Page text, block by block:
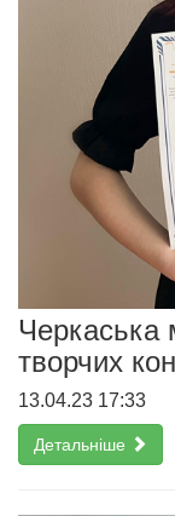
Черкаська
творчих
13.04.23 17:33
Детальніше